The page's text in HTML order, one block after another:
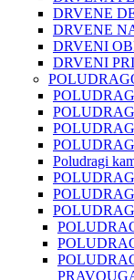
DRVENE
DRVENE
DRVENI
DRVENI
Poludragi